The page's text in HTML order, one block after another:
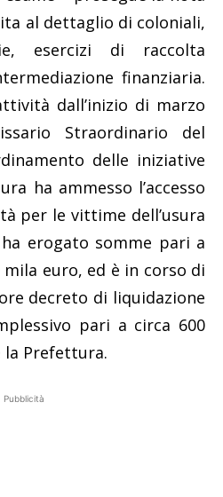
al dettaglio di coloniali,
esercizi di raccolta
finanziaria.
dall’inizio di marzo
Straordinario del
delle iniziative
ha ammesso l’accesso
per le vittime dell’usura
erogato somme pari a
euro, ed è in corso di
decreto di liquidazione
pari a circa 600
la Prefettura.
Pubblicità